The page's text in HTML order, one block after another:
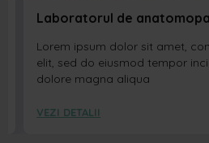
Laboratorul de
Lorem ipsum dolor sit amet,
elit, sed do eiusmod tempor
dolore magna aliqua
VEZI DETALII